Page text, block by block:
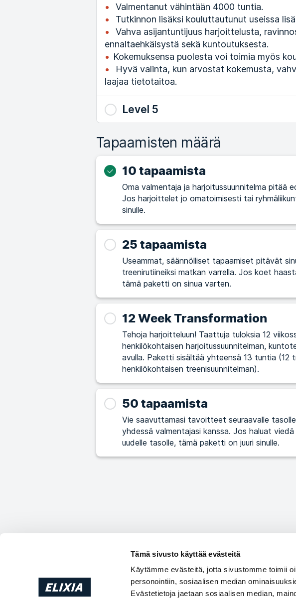
Tämä sivusto käyttää evästeitä
Käytämme evästeitä, jotta sivustomme toimii
personointiin, sosiaalisen median
Evästetietoja jaetaan sosiaalisen median,
Valmentanut vähintään 4000 tuntia.
Tutkinnon lisäksi kouluttautunut useissa
Vahva asijantuntijuus harjoittelusta,
ennaltaehkäisystä sekä kuntoutuksesta.
Kokemuksensa puolesta voi toimia myös
Hyvä valinta, kun arvostat kokemusta,
laajaa tietotaitoa.
Level 5
Tapaamisten määrä
10 tapaamista
Oma valmentaja ja harjoitussuunnitelma pitää
Jos harjoittelet jo omatoimisesti tai
sinulle.
25 tapaamista
Useammat, säännölliset tapaamiset pitävät
treenirutiineiksi matkan varrella. Jos koet haastavaksi pitää kiinni treeneistä,
tämä paketti on sinua varten.
12 Week Transformation
Tehoja harjoitteluun! Taattuja tuloksia 12
henkilökohtaisen harjoitussuunnitelman,
avulla. Paketti sisältää yhteensä 13 tuntia (12
henkilökohtaisen treenisuunnitelman).
50 tapaamista
Vie saavuttamasi tavoitteet seuraavalle
yhdessä valmentajasi kanssa. Jos haluat viedä kuntotasosi ja hyvinvointisi
uudelle tasolle, tämä paketti on juuri sinulle.